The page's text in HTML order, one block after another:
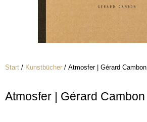
Start / Kunstbücher / Atmosfer | Gérard Cambon
Atmosfer | Gérard Cambon